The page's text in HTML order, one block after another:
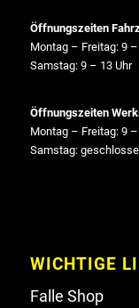
Öffnungszeiten
Montag – Freitag: 9
Samstag: 9 – 13 Uhr
Öffnungszeiten
Montag – Freitag: 9
Samstag:
WICHTIGE
Falle Shop